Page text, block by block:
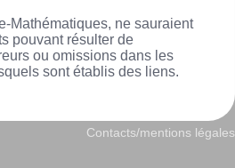
Mathématiques, ne sauraient
pouvant résulter de
ou omissions dans les
sont établis des liens.
Contacts/mentions légales